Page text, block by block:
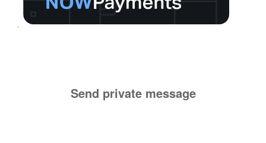
Send private message